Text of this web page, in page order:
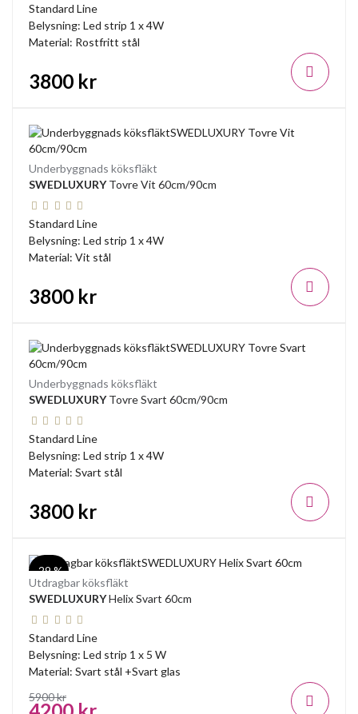
3800 kr
Standard Line
Belysning: Led strip 1 x 4W
Material: Rostfritt stål
Underbyggnads köksfläkt
SWEDLUXURY Tovre Vit 60cm/90cm
3800 kr
Standard Line
Belysning: Led strip 1 x 4W
Material: Vit stål
Underbyggnads köksfläkt
SWEDLUXURY Tovre Svart 60cm/90cm
3800 kr
Standard Line
Belysning: Led strip 1 x 4W
Material: Svart stål
-29 %
Utdragbar köksfläkt
SWEDLUXURYHelix Svart 60cm
5900 kr
Standard Line
Belysning: Led strip 1 x 5 W
Material: Svart stål +Svart glas